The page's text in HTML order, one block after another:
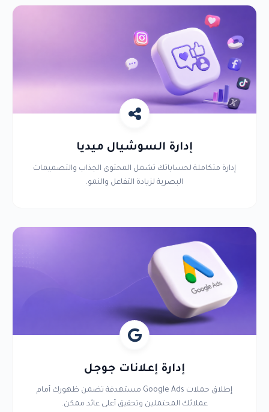
إدارة السوشيال ميديا
إدارة متكاملة لحساباتك تشمل المحتوى الجذاب والتصميمات
البصرية لزيادة التفاعل والنمو.
إدارة إعلانات جوجل
إطلاق حملات Google Ads مستهدفة تضمن ظهورك أمام
عملائك المحتملين وتحقيق أعلى عائد ممكن.